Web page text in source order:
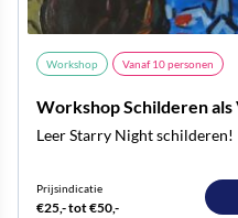
Workshop Vanaf10personen
Workshop Schilderen als
Leer Starry Night schilderen!
Prijsindicatie
€25,- tot €50,-